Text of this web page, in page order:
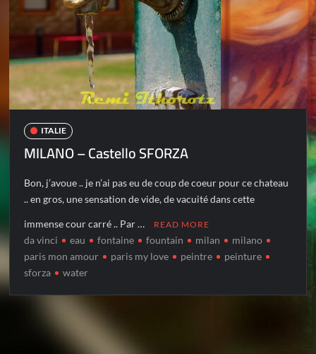
ITALIE
MILANO – Castello SFORZA
Bon, j’avoue .. je n’ai pas eu de coup de coeur pour ce chateau
.. en gros, une sensation de vide, de vacuité dans cette
immense cour carré .. Par … READ MORE
da vinci eau fontaine fountain milan
milano
paris mon amour
paris my love peintre
peinture
sforza
water